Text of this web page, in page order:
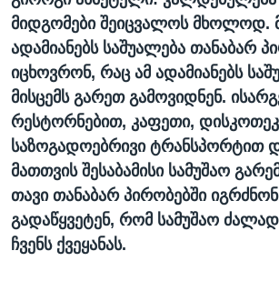
მიდგომები შეიცვალოს მხოლოდ.
ადამიანებს საშუალება თანაბარ
იცხოვრონ, რაც ამ ადამიანებს
მისცემს გარეთ გამოვიდნენ.
რესტორნებით, კაფეთი,
საზოგადოებრივი ტრანსპორტით
მათთვის შესაბამისი სამუშაო
თავი თანაბარ პირობებში
გადაწყვეტენ, რომ სამუშაო
ჩვენს ქვეყანას.